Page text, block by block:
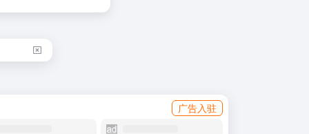
广告入驻